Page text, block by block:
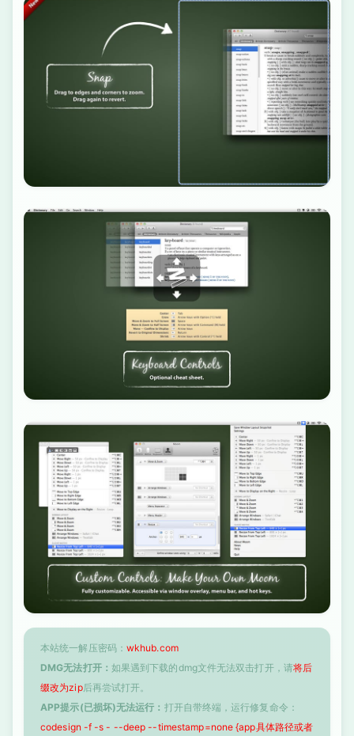
本站统一解压密码： wkhub.com
DMG无法打开： 如果遇到下载的dmg文件无法双击打开，请将后
缀改为zip后再尝试打开。
APP提示(已损坏)无法运行： 打开自带终端，运行修复命令：
codesign -f -s - --deep --timestamp=none {app具体路径或者